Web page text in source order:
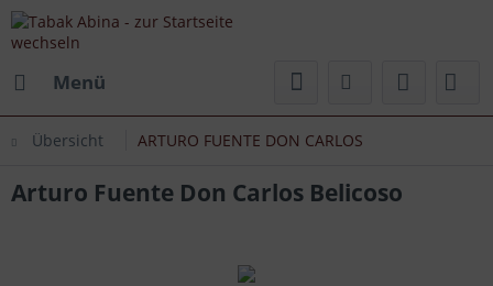
Menü
Übersicht ARTURO FUENTE DON CARLOS
Arturo Fuente Don Carlos Belicoso